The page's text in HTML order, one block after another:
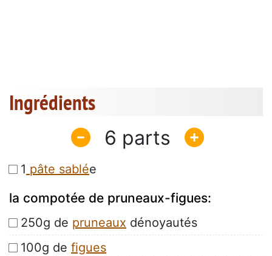
Ingrédients
6
1 pâte sablée
la compotée de pruneaux-figues:
250g de pruneaux dénoyautés
100g de figues